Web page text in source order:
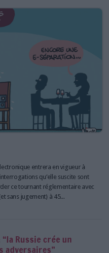
entrera en vigueur à
qu’elle suscite sont
ce tournant réglementaire avec
sans jugement) à 45...
Russie crée un
adversaires”